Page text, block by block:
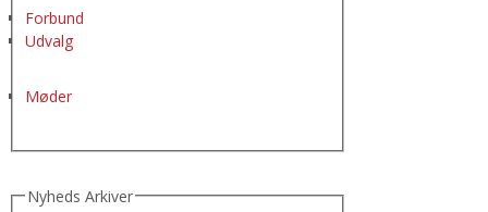
Forbund
Udvalg
Møder
Nyheds Arkiver